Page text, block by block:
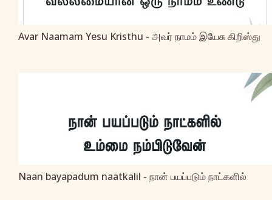
Avar Naamam Yesu Kristhu - அவர் நாமம் இயேசு கிறிஸ்து
Naan bayapadum naatkalil - நான் பயப்படும் நாட்களில்